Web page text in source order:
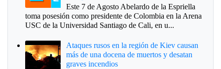
Este 7 de Agosto Abelardo de la Espriella
toma posesión como presidente de Colombia en la Arena
USC de la Universidad Santiago de Cali, en u...
Ataques rusos en la región de Kiev causan
más de una docena de muertos y desatan
graves incendios